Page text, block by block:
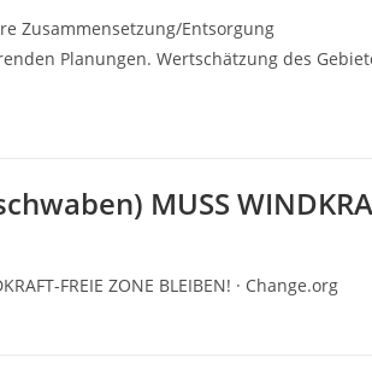
Zusammensetzung/Entsorgung
Planungen. Wertschätzung des
MUSS
FREIE ZONE BLEIBEN! · Change.org